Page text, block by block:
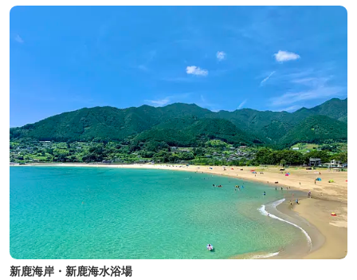
新鹿海岸・新鹿海水浴場